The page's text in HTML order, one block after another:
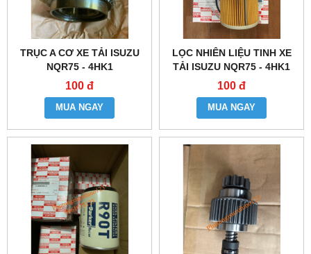
TRỤC A CƠ XE TẢI ISUZU
NQR75 - 4HK1
100 đ
MUA NGAY
LỌC NHIÊN LIỆU TINH XE
TẢI ISUZU NQR75 - 4HK1
100 đ
MUA NGAY